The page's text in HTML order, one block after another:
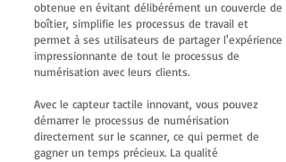
obtenue en évitant délibérément un couvercle de
boîtier, simplifie les processus de travail et
permet à ses utilisateurs de partager l'expérience
impressionnante de tout le processus de
numérisation avec leurs clients.
Avec le capteur tactile innovant, vous pouvez
démarrer le processus de numérisation
directement sur le scanner, ce qui permet de
gagner un temps précieux. La qualité